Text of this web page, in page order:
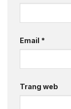
Email *
Trang web